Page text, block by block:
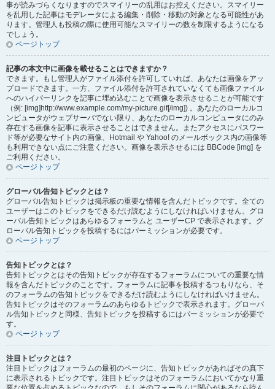
事が読みづらくなりますのでスマイリーの乱用はお控えください。スマイリー
を乱用した記事はモデレータによる編集・削除・移動の対象となる可能性があ
ります。管理人も投稿の際に使用可能なスマイリーの数を制限するようになる
でしょう。
ページトップ
記事の本文中に画像を載せることはできますか？
できます。もし管理人がファイル添付を許可していれば、あなたは画像をアッ
プロードできます。一方、ファイル添付を許可されていなくても画像ファイル
へのハイパーリンクを記事に埋め込むことで画像を表示させることが可能です
（例: [img]http://www.example.com/my-picture.gif[/img]) 。あなたのローカルコ
ンピュータがウェブサーバでない限り、あなたのローカルコンピュータにのみ
存在する画像を記事に表示させることはできません。またアクセスにパスワー
ド等が必要なサイト内の画像、Hotmail や Yahoo! のメールボックス内の画像等
も利用できない点にご注意ください。画像を表示させるには BBCode [img] を
ご利用ください。
ページトップ
グローバル告知トピックとは？
グローバル告知トピックは掲示板の重要な情報を含んだトピックです。全ての
ユーザーはこのトピックをできるだけ読むようにしなければいけません。グロ
ーバル告知トピックはあらゆるフォーラムと ユーザーCP で表示されます。グ
ローバル告知トピックを投稿するにはパーミッションが必要です。
ページトップ
告知トピックとは？
告知トピックとはその告知トピックが存在するフォーラムについての重要な情
報を含んだトピックのことです。フォーラムに記事を投稿するつもりなら、そ
のフォーラムの告知トピックをできるだけ読むようにしなければいけません。
告知トピックはそのフォーラムのあらゆるトピックで表示されます。グローバ
ル告知トピックと同様、告知トピックを投稿するにはパーミッションが必要で
す。
ページトップ
注目トピックとは？
注目トピックはフォーラムの最初のページに、告知トピックがあればその真下
に表示されるトピックです。注目トピックはそのフォーラムにおいてかなり重